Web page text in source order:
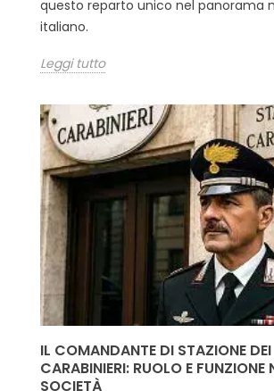
questo reparto unico nel panorama
italiano.
Leggi tutto
IL COMANDANTE DI STAZIONE DEI
CARABINIERI: RUOLO E FUNZIONE
SOCIETÀ